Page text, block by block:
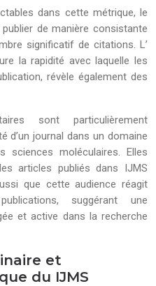
dans cette métrique, le
de manière consistante
significatif de citations. L’
la rapidité avec laquelle les
révèle également des
sont particulièrement
d’un journal dans un domaine
sciences moléculaires. Elles
articles publiés dans IJMS
que cette audience réagit
suggérant une
et active dans la recherche
et
du IJMS